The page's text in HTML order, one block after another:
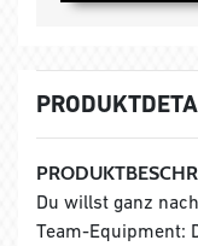
Du willst ganz
Team-Equipment: